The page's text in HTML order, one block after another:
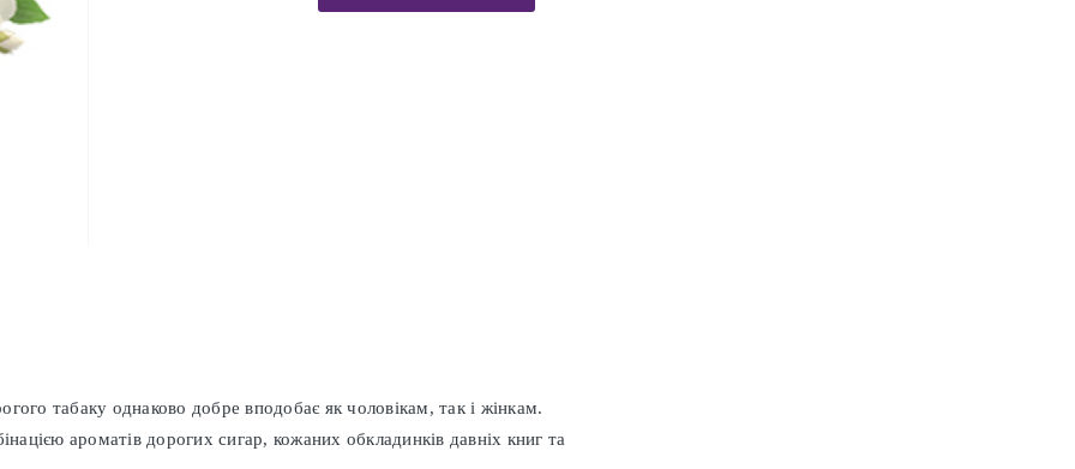
табаку однаково добре вподобає як чоловікам, так і жінкам.
ароматів дорогих сигар, кожаних обкладинків давніх книг та